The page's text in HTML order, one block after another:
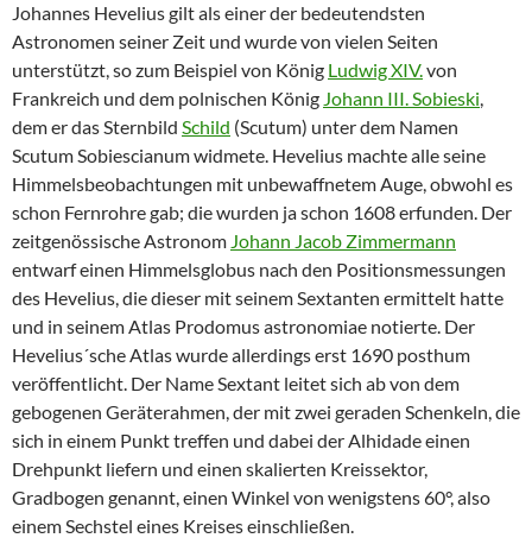
Johannes Hevelius gilt als einer der bedeutendsten
Astronomen seiner Zeit und wurde von vielen Seiten
unterstützt, so zum Beispiel von König Ludwig XIV.von
Frankreich und dem polnischen König Johann III. Sobieski,
dem er das Sternbild Schild (Scutum) unter dem Namen
Scutum Sobiescianum widmete. Hevelius machte alle seine
Himmelsbeobachtungen mit unbewaffnetem Auge, obwohl es
schon Fernrohre gab; die wurden ja schon 1608 erfunden. Der
zeitgenössische Astronom Johann Jacob Zimmermann
entwarf einen Himmelsglobus nach den Positionsmessungen
des Hevelius, die dieser mit seinem Sextanten ermittelt hatte
und in seinem Atlas Prodomus astronomiae notierte. Der
Hevelius´sche Atlas wurde allerdings erst 1690 posthum
veröffentlicht. Der Name Sextant leitet sich ab von dem
gebogenen Geräterahmen, der mit zwei geraden Schenkeln, die
sich in einem Punkt treffen und dabei der Alhidade einen
Drehpunkt liefern und einen skalierten Kreissektor,
Gradbogen genannt, einen Winkel von wenigstens 60°, also
einem Sechstel eines Kreises einschließen.